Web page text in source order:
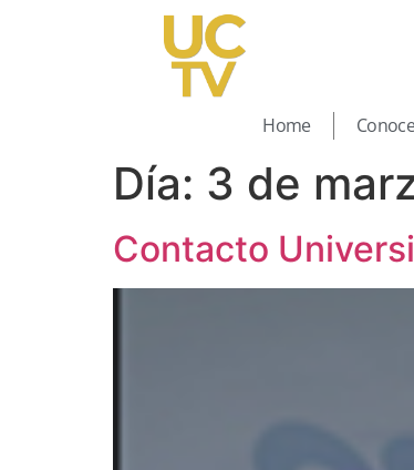
Home
Día: 3 de
Contacto